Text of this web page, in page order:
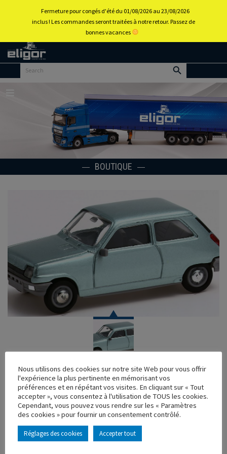
Retour
BOUTIQUE
VOITURE
RENAULT 5 VERT
Réf. : 100616
Rupture de stock
Caractéristique principales :
Nous utilisons des cookies sur notre site Web pour vous offrir
l'expérience la plus pertinente en mémorisant vos
préférences et en répétant vos visites. En cliquant sur « Tout
accepter », vous consentez à l'utilisation de TOUS les cookies.
Cependant, vous pouvez vous rendre sur les « Paramètres
des cookies » pour fournir un consentement contrôlé.
Réglages des cookies Accepter tout
Fermeture pour congés d'été du 01/08/2026 au 23/08/2026
inclus ! Les commandes seront traitées à notre retour. Passez de
bonnes vacances